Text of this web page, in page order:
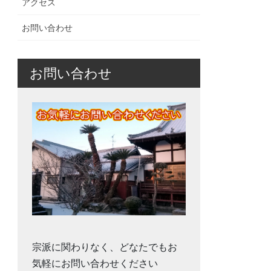
アクセス
お問い合わせ
お問い合わせ
宗派に関わりなく、どなたでもお
気軽にお問い合わせください